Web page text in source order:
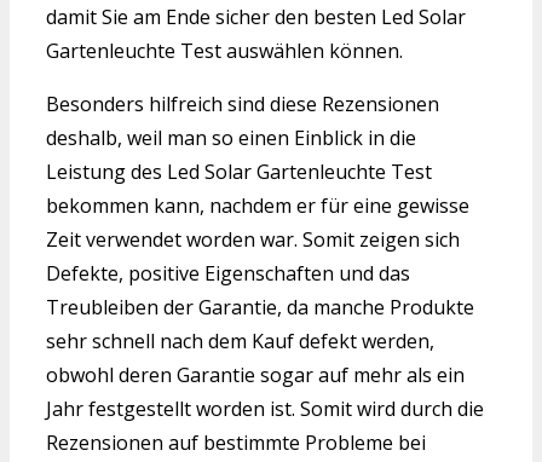
damit Sie am Ende sicher den besten Led Solar
Gartenleuchte Test auswählen können.
Besonders hilfreich sind diese Rezensionen
deshalb, weil man so einen Einblick in die
Leistung des Led Solar Gartenleuchte Test
bekommen kann, nachdem er für eine gewisse
Zeit verwendet worden war. Somit zeigen sich
Defekte, positive Eigenschaften und das
Treubleiben der Garantie, da manche Produkte
sehr schnell nach dem Kauf defekt werden,
obwohl deren Garantie sogar auf mehr als ein
Jahr festgestellt worden ist. Somit wird durch die
Rezensionen auf bestimmte Probleme bei